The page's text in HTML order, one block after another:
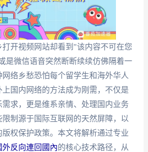
打开视频网站却看到"该内容不可在您
是微信语音突然断断续续仿佛隔着一
络乡愁恐怕每个留学生和海外华人
国内网络的方法成为刚需，不仅是
求，更是维系亲情、处理国内业务
制源于国际互联网的天然屏障，以
版权保护政策。本文将解析通过专业
外反向連回國內的核心技术路径，从